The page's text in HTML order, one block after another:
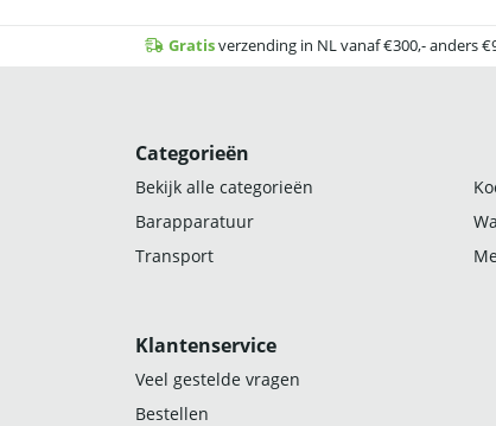
Gratisverzending in NL vanaf €300,- anders
Categorieën
Bekijk alle categorieën
Barapparatuur
Transport
Klantenservice
Veel gestelde vragen
Bestellen